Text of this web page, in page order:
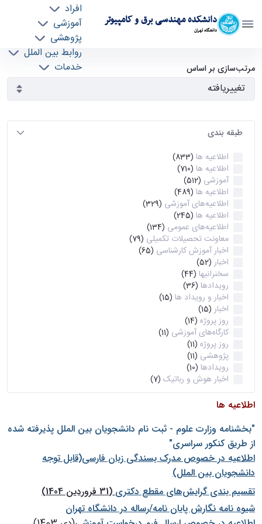
دانشکده مهندسی برق و کامپیوتر
دانشگاه تهران
افراد
آموزشی
پژوهشی
روابط بین الملل
خدمات
آرشیو اطلاعیه ها - ece- دانشکده مهندسی برق و
کامپیوتر
مرتب‌سازی بر اساس
طبقه بندی
اطلاعیه ها (833)
اطلاعیه ها (710)
آموزشی (512)
اطلاعیه ها (489)
اطلاعیه‌های‌ آموزشی (329)
اطلاعیه ها (245)
اطلاعیه‌های عمومی (134)
معاونت تحصیلات تکمیلی (79)
اخبار آموزش کارشناسی (65)
اخبار (52)
سخنرانیها (44)
رویدادها (36)
اخبار و رویداد ها (15)
اخبار (15)
روز پروژه (14)
کارگاه‌های آموزشی (11)
روز پروژه (11)
پژوهشی (11)
رویدادها (10)
اخبار هوش و رباتیک (7)
اطلاعیه ها
"بخشنامه وزارت علوم - ثبت نام دانشجويان بين الملل پذيرفته شده
از طريق كنكور سراسری"
اطلاعیه در خصوص مدرک بسندگی زبان فارسی(قابل توجه
دانشجویان بین الملل)
تقسیم بندی گرایش‌های مقطع دکتری(31 فروردین 1404)
شيوه نامه نگارش پايان نامه/رساله در دانشگاه تهران